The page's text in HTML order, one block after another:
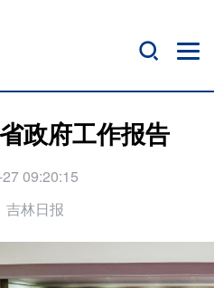
政府工作报告
09:20:15
吉林日报